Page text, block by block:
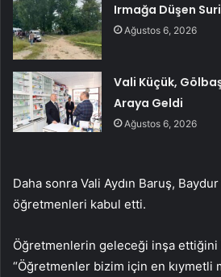
Irmağa Düşen
Ağustos 6, 2026
Vali Küçük,
Araya Geldi
Ağustos 6, 2026
Daha sonra Vali Aydın Baruş,
öğretmenleri kabul etti.
Öğretmenlerin geleceği inşa
“Öğretmenler bizim için en kıymetli